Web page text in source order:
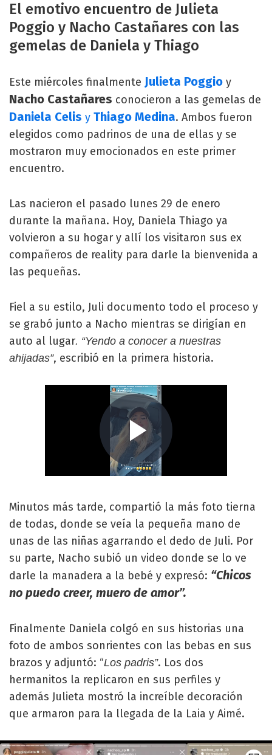
El emotivo encuentro de Julieta
Poggio y Nacho Castañares con las
gemelas de Daniela y Thiago
Este miércoles finalmente Julieta Poggio y
Nacho Castañares conocieron a las gemelas de
Daniela Celis y Thiago Medina. Ambos fueron
elegidos como padrinos de una de ellas y se
mostraron muy emocionados en este primer
encuentro.
Las nacieron el pasado lunes 29 de enero
durante la mañana. Hoy, Daniela Thiago ya
volvieron a su hogar y allí los visitaron sus ex
compañeros de reality para darle la bienvenida a
las pequeñas.
Fiel a su estilo, Juli documento todo el proceso y
se grabó junto a Nacho mientras se dirigían en
auto al lugar. “Yendo a conocer a nuestras
ahijadas”, escribió en la primera historia.
Minutos más tarde, compartió la más foto tierna
de todas, donde se veía la pequeña mano de
unas de las niñas agarrando el dedo de Juli. Por
su parte, Nacho subió un video donde se lo ve
darle la manadera a la bebé y expresó: “Chicos
no puedo creer, muero de amor”.
Finalmente Daniela colgó en sus historias una
foto de ambos sonrientes con las bebas en sus
brazos y adjuntó: “Los padris”. Los dos
hermanitos la replicaron en sus perfiles y
además Julieta mostró la increíble decoración
que armaron para la llegada de la Laia y Aimé.